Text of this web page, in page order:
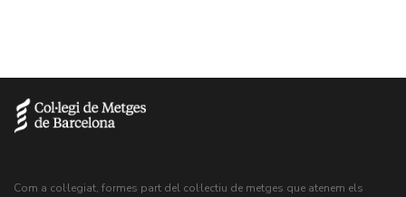
Com a col·legiat, formes part del col·lectiu de metges que atenem els